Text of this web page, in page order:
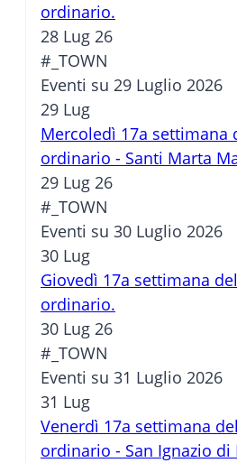
ordinario.
28 Lug 26
#_TOWN
Eventi su 29 Luglio 2026
29 Lug
Mercoledì 17a settimana
ordinario - Santi Marta
29 Lug 26
#_TOWN
Eventi su 30 Luglio 2026
30 Lug
Giovedì 17a settimana
ordinario.
30 Lug 26
#_TOWN
Eventi su 31 Luglio 2026
31 Lug
Venerdì 17a settimana
ordinario - San Ignazio di